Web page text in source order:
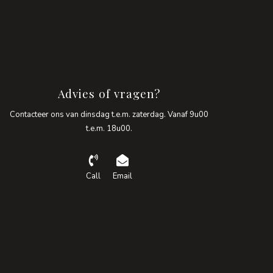
Advies of vragen?
Contacteer ons van dinsdag t.e.m. zaterdag. Vanaf 9u00
t.e.m. 18u00.
Call Email